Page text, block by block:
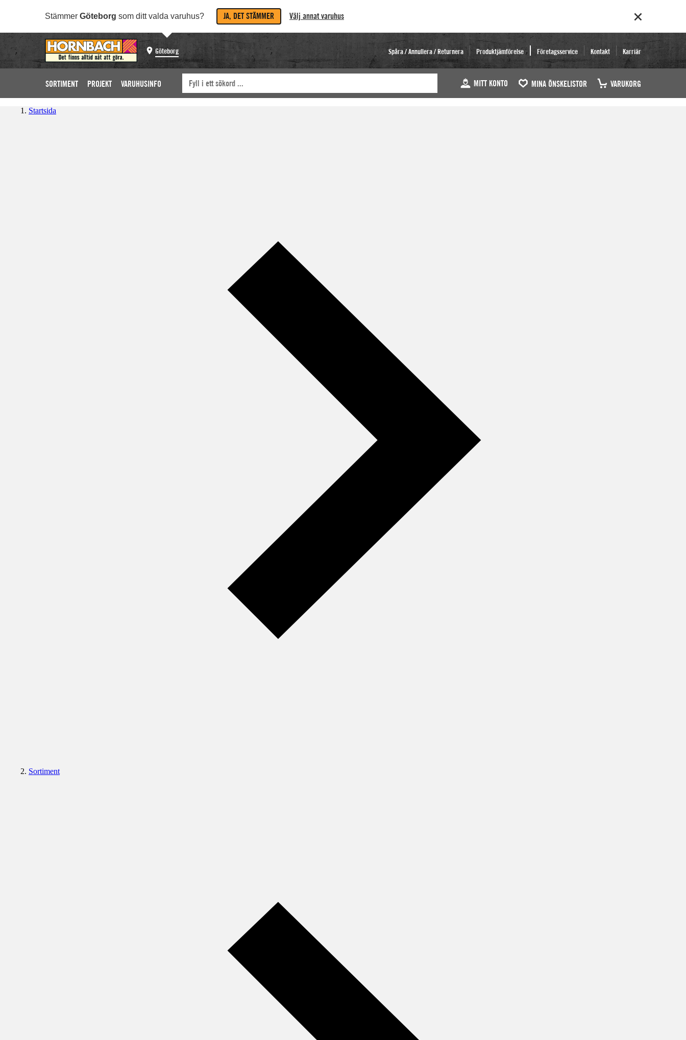
Stämmer Göteborg som ditt valda varuhus? JA, DET STÄMMER Välj annat varuhus
Göteborg Spåra / Annullera / Returnera Produktjämförelse Företagsservice Kontakt Karriär
SORTIMENT PROJEKT VARUHUSINFO MITT KONTO MINA ÖNSKELISTOR VARUKORG
Startsida
Sortiment